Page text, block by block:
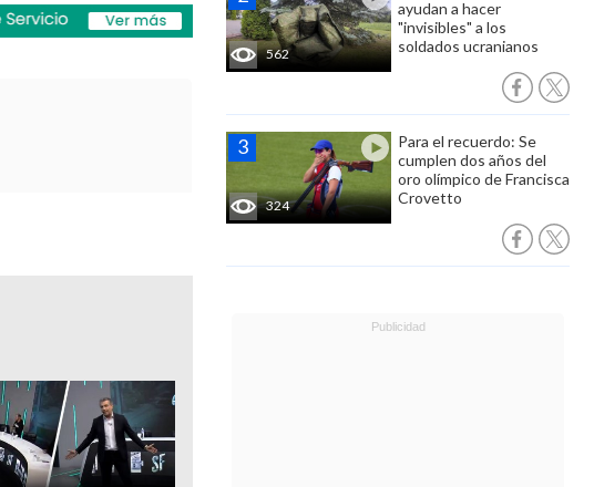
562
ayudan a hacer
"invisibles" a los
soldados ucranianos
324
Para el recuerdo: Se
cumplen dos años del
oro olímpico de Francisca
Crovetto